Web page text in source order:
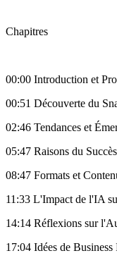
Chapitres
00:00 Introduction et
00:51 Découverte du
02:46 Tendances et
05:47 Raisons du
08:47 Formats et
11:33 L'Impact de l'IA
14:14 Réflexions sur
17:04 Idées de